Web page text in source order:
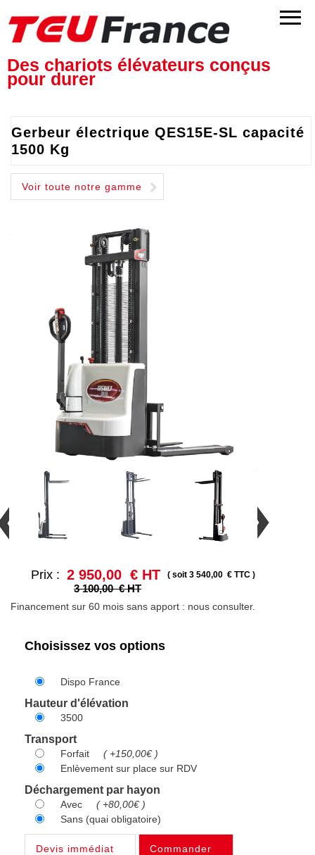
Des chariots élévateurs conçus
pour durer
Gerbeur électrique QES15E-SL capacité
1500 Kg
Voir toute notre gamme
Prix : 2 950,00 € HT
3 100,00 € HT
( soit 3 540,00 € TTC )
Financement sur 60 mois sans apport : nous consulter.
Choisissez vos options
Dispo France
Hauteur d'élévation
3500
Transport
Forfait
( +150,00€ )
Enlèvement sur place sur RDV
Déchargement par hayon
Avec
( +80,00€ )
Sans (quai obligatoire)
Devis immédiat Commander